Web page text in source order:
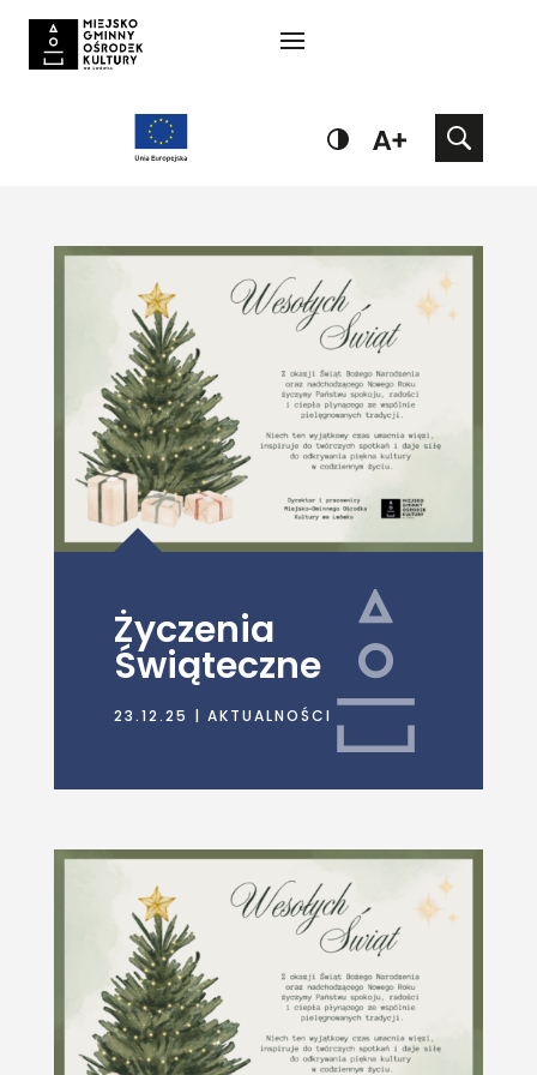
Życzenia
Świąteczne
23.12.25 | AKTUALNOŚCI